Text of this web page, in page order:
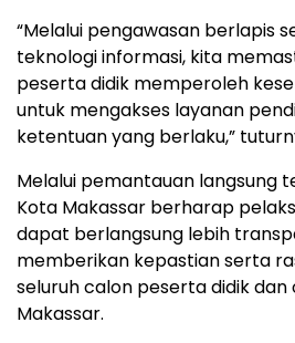
“Melalui pengawasan berlapis
teknologi informasi, kita
peserta didik memperoleh
untuk mengakses layanan
ketentuan yang berlaku,”
Melalui pemantauan langsung
Kota Makassar berharap
dapat berlangsung lebih
memberikan kepastian serta
seluruh calon peserta didik dan
Makassar.